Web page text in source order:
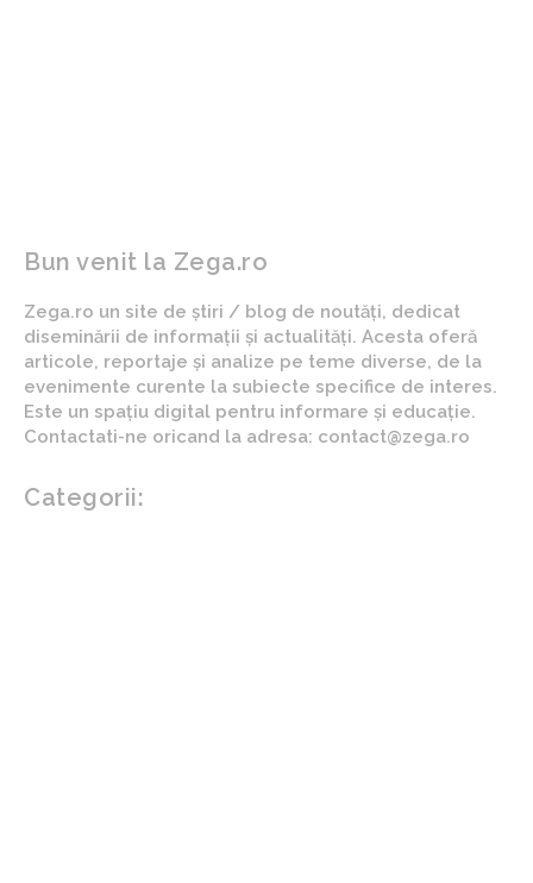
Bun venit la Zega.ro
Zega.ro un site de știri / blog de noutăți, dedicat
diseminării de informații și actualități. Acesta oferă
articole, reportaje și analize pe teme diverse, de la
evenimente curente la subiecte specifice de interes.
Este un spațiu digital pentru informare și educație.
Contactati-ne oricand la adresa: contact@zega.ro
Categorii: